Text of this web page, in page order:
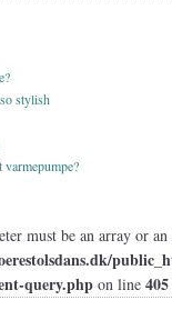
stylish
must be an array or
query.php on line 405